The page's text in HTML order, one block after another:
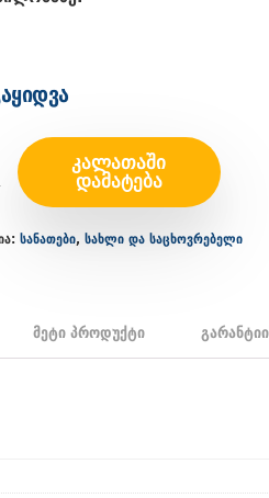
ᲙᲐᲚᲐᲗᲐᲨᲘ
ᲓᲐᲛᲐᲢᲔᲑᲐ
სანათები, სახლი და საცხოვრებელი
მეტი პროდუქტი